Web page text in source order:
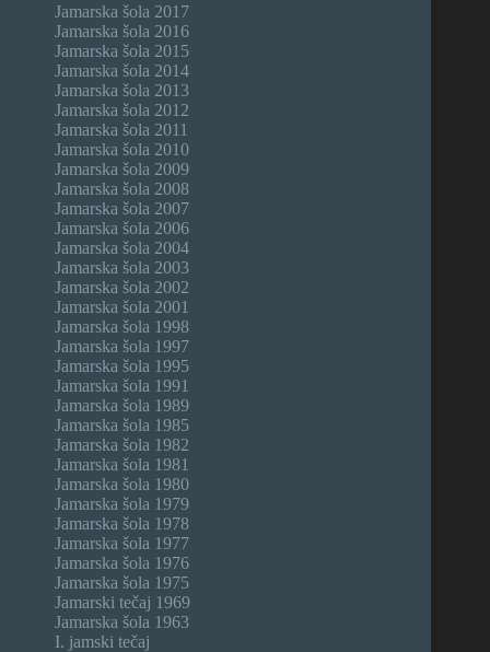
Jamarska šola 2017
Jamarska šola 2016
Jamarska šola 2015
Jamarska šola 2014
Jamarska šola 2013
Jamarska šola 2012
Jamarska šola 2011
Jamarska šola 2010
Jamarska šola 2009
Jamarska šola 2008
Jamarska šola 2007
Jamarska šola 2006
Jamarska šola 2004
Jamarska šola 2003
Jamarska šola 2002
Jamarska šola 2001
Jamarska šola 1998
Jamarska šola 1997
Jamarska šola 1995
Jamarska šola 1991
Jamarska šola 1989
Jamarska šola 1985
Jamarska šola 1982
Jamarska šola 1981
Jamarska šola 1980
Jamarska šola 1979
Jamarska šola 1978
Jamarska šola 1977
Jamarska šola 1976
Jamarska šola 1975
Jamarski tečaj 1969
Jamarska šola 1963
I. jamski tečaj